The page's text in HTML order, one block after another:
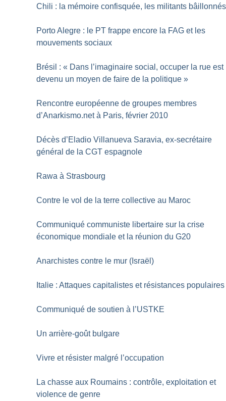
Chili : la mémoire confisquée, les militants bâillonnés
Porto Alegre : le PT frappe encore la FAG et les
mouvements sociaux
Brésil : « Dans l’imaginaire social, occuper la rue est
devenu un moyen de faire de la politique »
Rencontre européenne de groupes membres
d’Anarkismo.net à Paris, février 2010
Décès d’Eladio Villanueva Saravia, ex-secrétaire
général de la CGT espagnole
Rawa à Strasbourg
Contre le vol de la terre collective au Maroc
Communiqué communiste libertaire sur la crise
économique mondiale et la réunion du G20
Anarchistes contre le mur (Israël)
Italie : Attaques capitalistes et résistances populaires
Communiqué de soutien à l’USTKE
Un arrière-goût bulgare
Vivre et résister malgré l’occupation
La chasse aux Roumains : contrôle, exploitation et
violence de genre